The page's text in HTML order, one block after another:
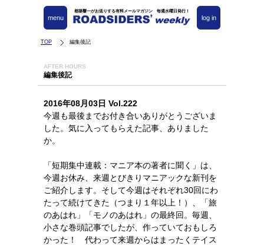
都築響一がお送りする有料メールマガジン 毎週水曜日発行！
log in
menu
TOP 編集後記
AFTER HOURS
編集後記
2016年08月03日 Vol.222
今週も最後までお付き合いありがとうございま
した。気に入ってもらえた記事、ありました
か。
「短期集中連載：マニア本の著者に聞く」は、
今週お休み、来週とびきりマニアックな新刊を
ご紹介します。そして今週はそれぞれ30回にわ
たって続けてきた（つまり１年以上！）、「旅
のあはれ」「モノのあはれ」の最終回。毎週、
小さな巻頭記事でしたが、作っていておもしろ
かった！ 代わって来週からはまったくテイス